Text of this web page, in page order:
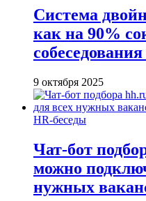
Система
как на 90%
9 октября 2025
HR-беседы
Чат-бот
можно
нужных